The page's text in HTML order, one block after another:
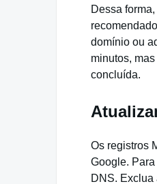
Dessa
domínio ou
minutos,
concluída.
Os registros
Google.
DNS. Exclua